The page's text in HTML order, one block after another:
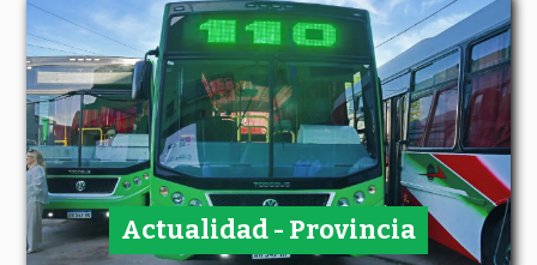
Actualidad - Provincia